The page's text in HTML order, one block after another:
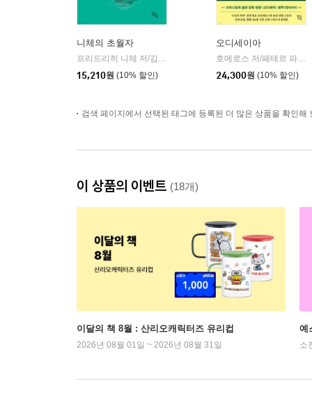
니체의 초월자
프리드리히 니체 저/김철 편역
15,210원 (10% 할인)
오디세이아
호메로스 저/페테르 파울 루벤스 그림/박문재 역
24,300원 (10% 할인)
검색 페이지에서 선택된 태그에 등록된 더 많은 상품을 확인해
이 상품의 이벤트 (18개)
이달의 책 8월 : 산리오캐릭터즈 유리컵
2026년 08월 01일 ~ 2026년 08월 31일
예
소